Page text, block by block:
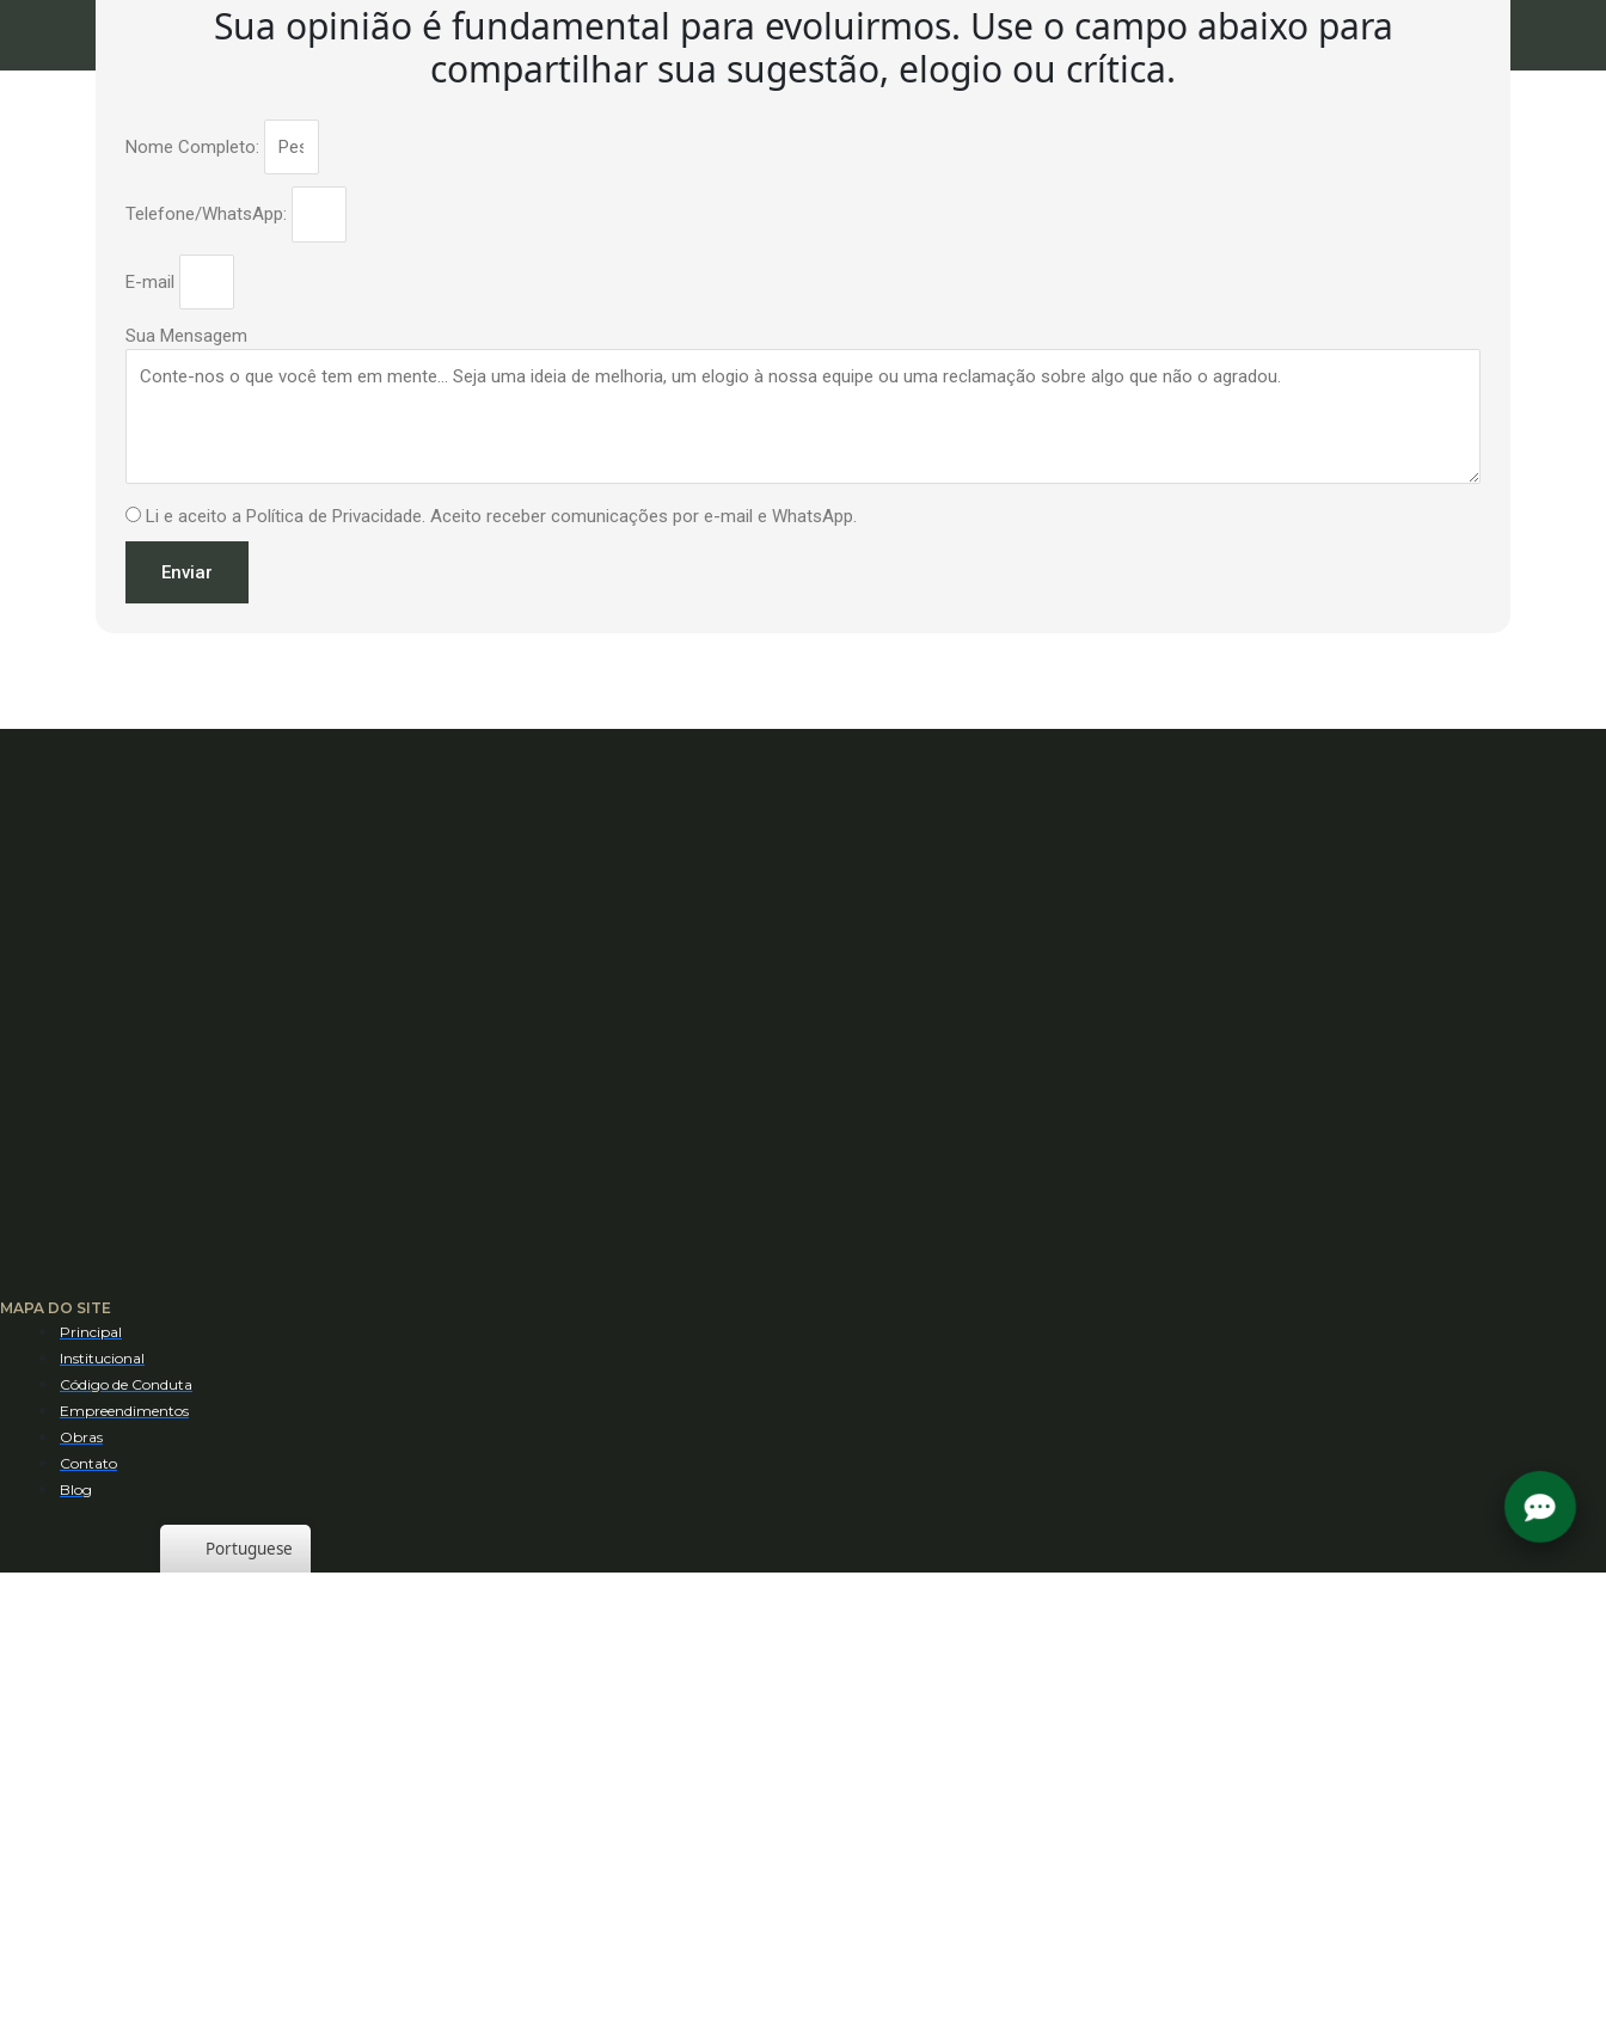
Sua opinião é fundamental para evoluirmos. Use o campo abaixo para
compartilhar sua sugestão, elogio ou crítica.
Nome Completo:
Telefone/WhatsApp:
E-mail
Sua Mensagem
Li e aceito a Política de Privacidade. Aceito receber comunicações por e-mail e WhatsApp.
Enviar
MAPA DO SITE
Principal
Institucional
Código de Conduta
Empreendimentos
Obras
Contato
Blog
Portuguese